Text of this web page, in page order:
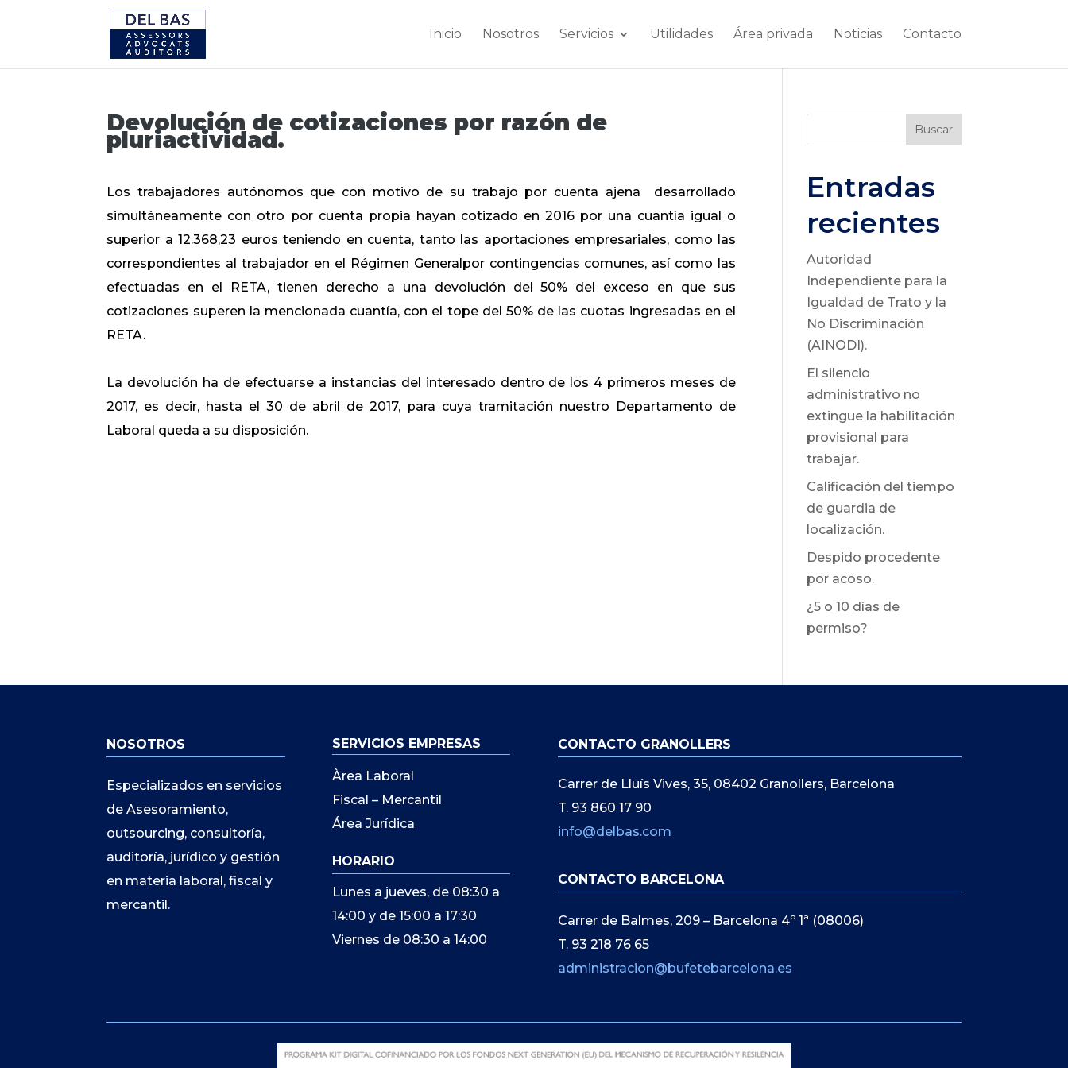
Inicio Nosotros Servicios Utilidades Área privada Noticias Contacto
Devolución de cotizaciones por razón de
pluriactividad.
Los trabajadores autónomos que con motivo de su trabajo por cuenta ajena desarrollado
simultáneamente con otro por cuenta propia hayan cotizado en 2016 por una cuantía igual o
superior a 12.368,23 euros teniendo en cuenta, tanto las aportaciones empresariales, como las
correspondientes al trabajador en el Régimen Generalpor contingencias comunes, así como las
efectuadas en el RETA, tienen derecho a una devolución del 50% del exceso en que sus
cotizaciones superen la mencionada cuantía, con el tope del 50% de las cuotas ingresadas en el
RETA.
La devolución ha de efectuarse a instancias del interesado dentro de los 4 primeros meses de
2017, es decir, hasta el 30 de abril de 2017, para cuya tramitación nuestro Departamento de
Laboral queda a su disposición.
Buscar
Entradas
recientes
Autoridad
Independiente para la
Igualdad de Trato y la
No Discriminación
(AINODI).
El silencio
administrativo no
extingue la habilitación
provisional para
trabajar.
Calificación del tiempo
de guardia de
localización.
Despido procedente
por acoso.
¿5 o 10 días de
permiso?
NOSOTROS
Especializados en servicios
de Asesoramiento,
outsourcing, consultoría,
auditoría, jurídico y gestión
en materia laboral, fiscal y
mercantil.
SERVICIOS EMPRESAS
Àrea Laboral
Fiscal – Mercantil
Área Jurídica
HORARIO
Lunes a jueves, de 08:30 a
14:00 y de 15:00 a 17:30
Viernes de 08:30 a 14:00
CONTACTO GRANOLLERS
Carrer de Lluís Vives, 35, 08402 Granollers, Barcelona
T. 93 860 17 90
info@delbas.com
CONTACTO BARCELONA
Carrer de Balmes, 209 – Barcelona 4º 1ª (08006)
T. 93 218 76 65
administracion@bufetebarcelona.es